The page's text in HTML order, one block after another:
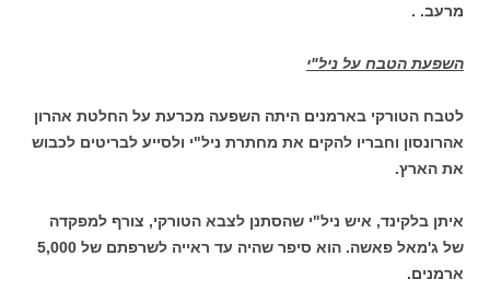
מרעב. .
השפעת הטבח על ניל"י
לטבח הטורקי בארמנים היתה השפעה מכרעת על החלטת אהרון
אהרונסון וחבריו להקים את מחתרת ניל"י ולסייע לבריטים לכבוש
את הארץ.
איתן בלקינד, איש ניל"י שהסתנן לצבא הטורקי, צורף למפקדה
של ג'מאל פאשה. הוא סיפר שהיה עד ראייה לשרפתם של 5,000
ארמנים.